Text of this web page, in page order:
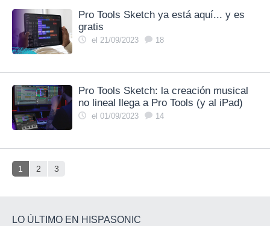
Pro Tools Sketch ya está aquí... y es
gratis
el 21/09/2023 18
Pro Tools Sketch: la creación musical
no lineal llega a Pro Tools (y al iPad)
el 01/09/2023 14
1 2 3
LO ÚLTIMO EN HISPASONIC